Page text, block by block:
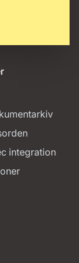
integration